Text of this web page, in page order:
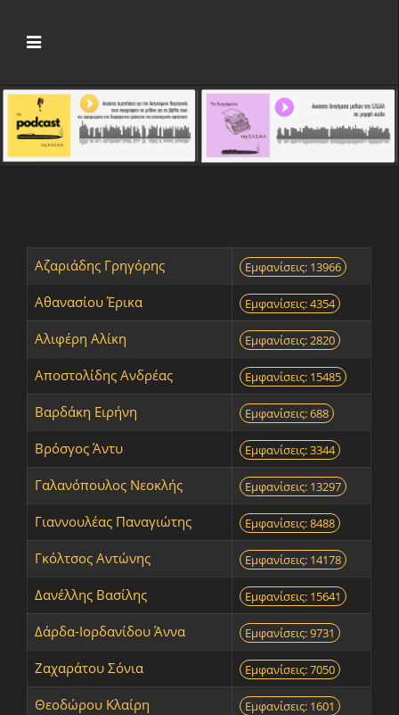
Αζαριάδης Γρηγόρης Εμφανίσεις: 13966
Αθανασίου Έρικα Εμφανίσεις: 4354
Αλιφέρη Αλίκη Εμφανίσεις: 2820
Αποστολίδης Ανδρέας Εμφανίσεις: 15485
Βαρδάκη Ειρήνη Εμφανίσεις: 688
Βρόσγος Άντυ Εμφανίσεις: 3344
Γαλανόπουλος Νεοκλής Εμφανίσεις: 13297
Γιαννουλέας Παναγιώτης Εμφανίσεις: 8488
Γκόλτσος Αντώνης Εμφανίσεις: 14178
Δανέλλης Βασίλης Εμφανίσεις: 15641
Δάρδα-Ιορδανίδου Άννα Εμφανίσεις: 9731
Ζαχαράτου Σόνια Εμφανίσεις: 7050
Θεοδώρου Κλαίρη Εμφανίσεις: 1601